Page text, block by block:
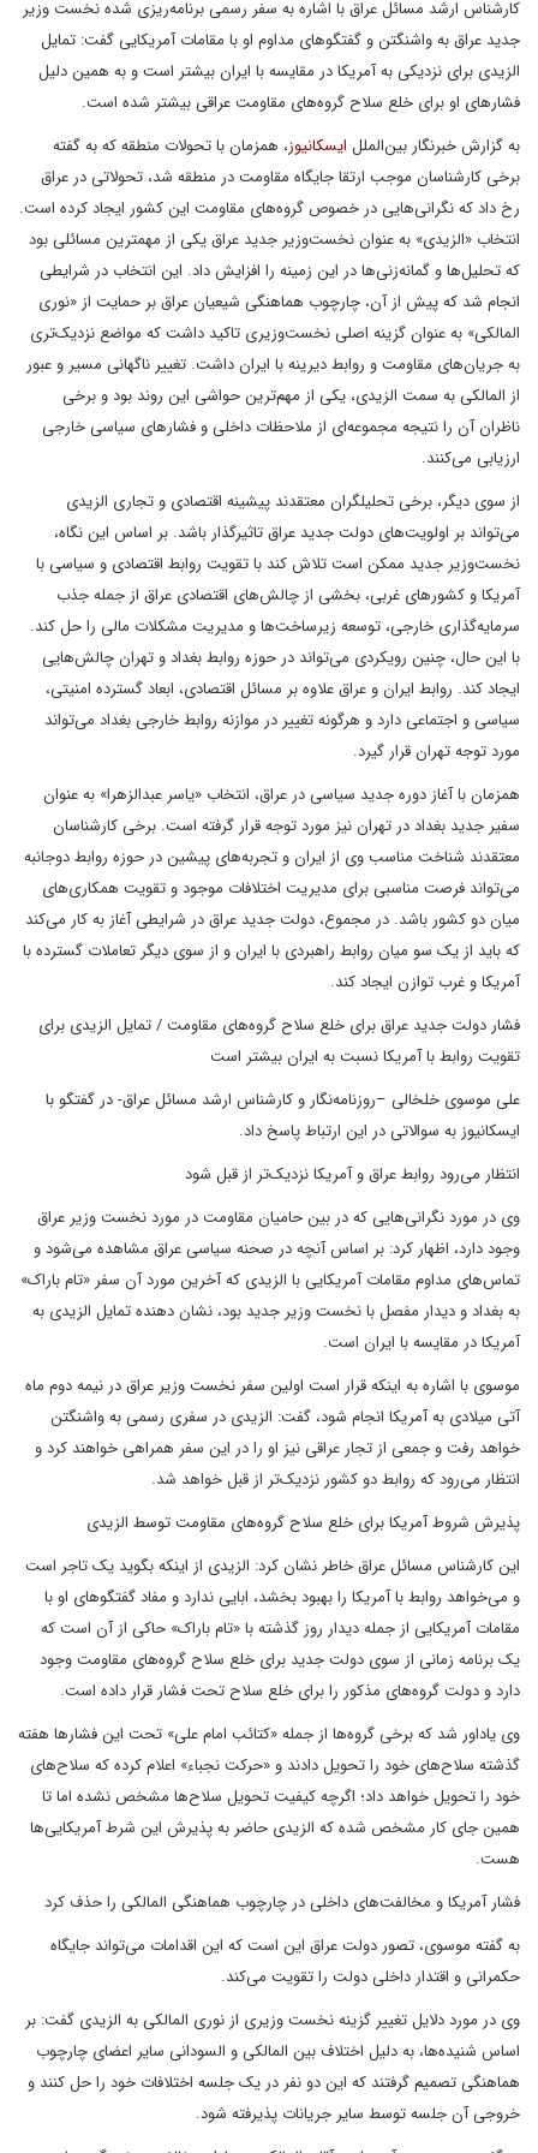
کارشناس ارشد مسائل عراق با اشاره به سفر رسمی برنامه‌ریزی شده نخست وزیر
جدید عراق به واشنگتن و گفتگوهای مداوم او با مقامات آمریکایی گفت: تمایل
الزیدی برای نزدیکی به آمریکا در مقایسه با ایران بیشتر است و به همین دلیل
فشارهای او برای خلع سلاح گروه‌های مقاومت عراقی بیشتر شده است.
به گزارش خبرنگار بین‌الملل ایسکانیوز، همزمان با تحولات منطقه که به گفته
برخی کارشناسان موجب ارتقا جایگاه مقاومت در منطقه شد، تحولاتی در عراق
رخ داد که نگرانی‌هایی در خصوص گروه‌های مقاومت این کشور ایجاد کرده است.
انتخاب «الزیدی» به عنوان نخست‌وزیر جدید عراق یکی از مهمترین مسائلی بود
که تحلیل‌ها و گمانه‌زنی‌ها در این زمینه را افزایش داد. این انتخاب در شرایطی
انجام شد که پیش از آن، چارچوب هماهنگی شیعیان عراق بر حمایت از «نوری
المالکی» به عنوان گزینه اصلی نخست‌وزیری تاکید داشت که مواضع نزدیک‌تری
به جریان‌های مقاومت و روابط دیرینه با ایران داشت. تغییر ناگهانی مسیر و عبور
از المالکی به سمت الزیدی، یکی از مهم‌ترین حواشی این روند بود و برخی
ناظران آن را نتیجه مجموعه‌ای از ملاحظات داخلی و فشارهای سیاسی خارجی
ارزیابی می‌کنند.
از سوی دیگر، برخی تحلیلگران معتقدند پیشینه اقتصادی و تجاری الزیدی
می‌تواند بر اولویت‌های دولت جدید عراق تاثیرگذار باشد. بر اساس این نگاه،
نخست‌وزیر جدید ممکن است تلاش کند با تقویت روابط اقتصادی و سیاسی با
آمریکا و کشورهای غربی، بخشی از چالش‌های اقتصادی عراق از جمله جذب
سرمایه‌گذاری خارجی، توسعه زیرساخت‌ها و مدیریت مشکلات مالی را حل کند.
با این حال، چنین رویکردی می‌تواند در حوزه روابط بغداد و تهران چالش‌هایی
ایجاد کند. روابط ایران و عراق علاوه بر مسائل اقتصادی، ابعاد گسترده امنیتی،
سیاسی و اجتماعی دارد و هرگونه تغییر در موازنه روابط خارجی بغداد می‌تواند
مورد توجه تهران قرار گیرد.
همزمان با آغاز دوره جدید سیاسی در عراق، انتخاب «یاسر عبدالزهرا» به عنوان
سفیر جدید بغداد در تهران نیز مورد توجه قرار گرفته است. برخی کارشناسان
معتقدند شناخت مناسب وی از ایران و تجربه‌های پیشین در حوزه روابط دوجانبه
می‌تواند فرصت مناسبی برای مدیریت اختلافات موجود و تقویت همکاری‌های
میان دو کشور باشد. در مجموع، دولت جدید عراق در شرایطی آغاز به کار می‌کند
که باید از یک سو میان روابط راهبردی با ایران و از سوی دیگر تعاملات گسترده با
آمریکا و غرب توازن ایجاد کند.
فشار دولت جدید عراق برای خلع سلاح گروه‌های مقاومت / تمایل الزیدی برای
تقویت روابط با آمریکا نسبت به ایران بیشتر است
علی موسوی خلخالی –روزنامه‌نگار و کارشناس ارشد مسائل عراق- در گفتگو با
ایسکانیوز به سوالاتی در این ارتباط پاسخ داد.
انتظار می‌رود روابط عراق و آمریکا نزدیک‌تر از قبل شود
وی در مورد نگرانی‌هایی که در بین حامیان مقاومت در مورد نخست وزیر عراق
وجود دارد، اظهار کرد: بر اساس آنچه در صحنه سیاسی عراق مشاهده می‌شود و
تماس‌های مداوم مقامات آمریکایی با الزیدی که آخرین مورد آن سفر «تام باراک»
به بغداد و دیدار مفصل با نخست وزیر جدید بود، نشان دهنده تمایل الزیدی به
آمریکا در مقایسه با ایران است.
موسوی با اشاره به اینکه قرار است اولین سفر نخست وزیر عراق در نیمه دوم ماه
آتی میلادی به آمریکا انجام شود، گفت: الزیدی در سفری رسمی به واشنگتن
خواهد رفت و جمعی از تجار عراقی نیز او را در این سفر همراهی خواهند کرد و
انتظار می‌رود که روابط دو کشور نزدیک‌تر از قبل خواهد شد.
پذیرش شروط آمریکا برای خلع سلاح گروه‌های مقاومت توسط الزیدی
این کارشناس مسائل عراق خاطر نشان کرد: الزیدی از اینکه بگوید یک تاجر است
و می‌خواهد روابط با آمریکا را بهبود بخشد، ابایی ندارد و مفاد گفتگوهای او با
مقامات آمریکایی از جمله دیدار روز گذشته با «تام باراک» حاکی از آن است که
یک برنامه زمانی از سوی دولت جدید برای خلع سلاح گروه‌های مقاومت وجود
دارد و دولت گروه‌های مذکور را برای خلع سلاح تحت فشار قرار داده است.
وی یاداور شد که برخی گروه‌ها از جمله «کتائب امام علی» تحت این فشارها هفته
گذشته سلاح‌های خود را تحویل دادند و «حرکت نجباء» اعلام کرده که سلاح‌های
خود را تحویل خواهد داد؛ اگرچه کیفیت تحویل سلاح‌ها مشخص نشده اما تا
همین جای کار مشخص شده که الزیدی حاضر به پذیرش این شرط آمریکایی‌ها
هست.
فشار آمریکا و مخالفت‌های داخلی در چارچوب هماهنگی المالکی را حذف کرد
به گفته موسوی، تصور دولت عراق این است که این اقدامات می‌تواند جایگاه
حکمرانی و اقتدار داخلی دولت را تقویت می‌کند.
وی در مورد دلایل تغییر گزینه نخست وزیری از نوری المالکی به الزیدی گفت: بر
اساس شنیده‌ها، به دلیل اختلاف بین المالکی و السودانی سایر اعضای چارچوب
هماهنگی تصمیم گرفتند که این دو نفر در یک جلسه اختلافات خود را حل کنند و
خروجی آن جلسه توسط سایر جریانات پذیرفته شود.